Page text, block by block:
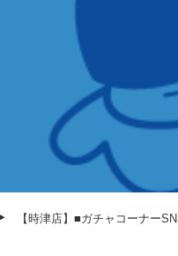
【時津店】■ガチャコーナー